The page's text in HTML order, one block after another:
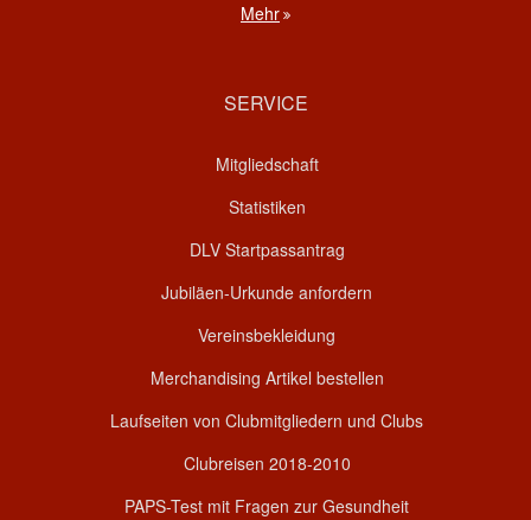
Mehr
SERVICE
Mitgliedschaft
Statistiken
DLV Startpassantrag
Jubiläen-Urkunde anfordern
Vereinsbekleidung
Merchandising Artikel bestellen
Laufseiten von Clubmitgliedern und Clubs
Clubreisen 2018-2010
PAPS-Test mit Fragen zur Gesundheit